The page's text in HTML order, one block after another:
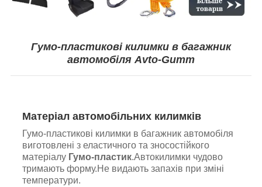
Гумо-пластикові килимки в багажник
автомобіля Avto-Gumm
Матеріал автомобільних килимків
Гумо-пластикові килимки в багажник автомобіля
виготовлені з еластичного та зносостійкого
матеріалу Гумо-пластик.Автокилимки чудово
тримають форму.Не видають запахів при зміні
температури.